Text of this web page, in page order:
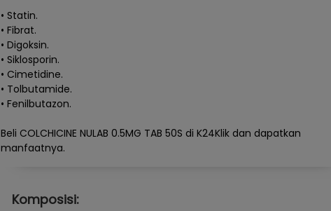
• Statin.
• Fibrat.
• Digoksin.
• Siklosporin.
• Cimetidine.
• Tolbutamide.
• Fenilbutazon.
Beli COLCHICINE NULAB 0.5MG TAB 50S di K24Klik dan dapatkan
manfaatnya.
Komposisi: